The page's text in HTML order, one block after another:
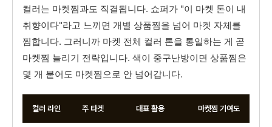
컬러는 마켓찜과도 직결됩니다. 쇼퍼가 "이 마켓 톤이 내
취향이다"라고 느끼면 개별 상품찜을 넘어 마켓 자체를
찜합니다. 그러니까 마켓 전체 컬러 톤을 통일하는 게 곧
마켓찜 늘리기 전략입니다. 색이 중구난방이면 상품찜은
몇 개 붙어도 마켓찜으로 안 넘어갑니다.
컬러 라인 주 타겟 대표 활용 마켓찜 기여도